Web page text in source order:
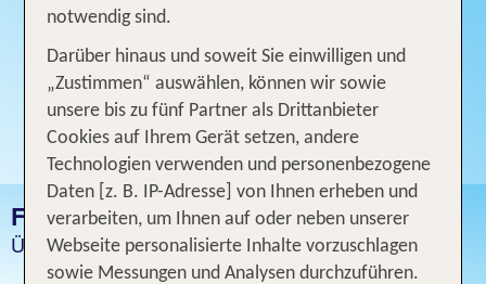
FERIEN MIT SWISS
Über 110 Destinationen weltweit
notwendig sind.
Darüber hinaus und soweit Sie einwilligen und
„Zustimmen“ auswählen, können wir sowie
unsere bis zu fünf Partner als Drittanbieter
Cookies auf Ihrem Gerät setzen, andere
Technologien verwenden und personenbezogene
Daten [z. B. IP-Adresse] von Ihnen erheben und
verarbeiten, um Ihnen auf oder neben unserer
Webseite personalisierte Inhalte vorzuschlagen
sowie Messungen und Analysen durchzuführen.